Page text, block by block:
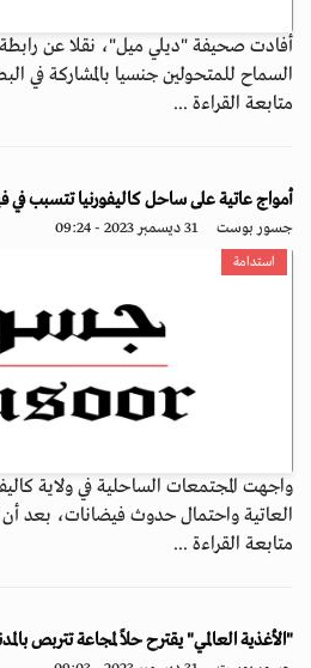
السماح للمتحولين جنسيا بالمشاركة في
متابعة القراءة ...
أمواج عاتية على ساحل كاليفورنيا تتسبب في
جسور بوست 31 ديسمبر 2023 - 09:24
استدامة
واجهت المجتمعات الساحلية في ولاية
العاتية واحتمال حدوث فيضانات، بعد أن
متابعة القراءة ...
"الأغذية العالمي" يقترح حلاً لمجاعة تتربص